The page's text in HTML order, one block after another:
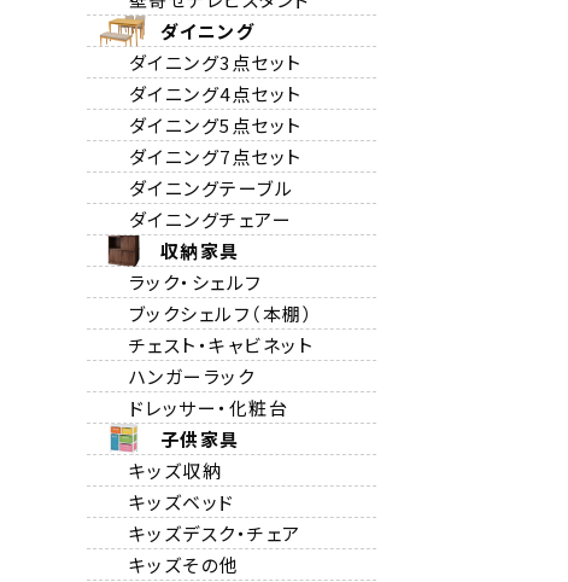
ダイニング
ダイニング3点セット
ダイニング4点セット
ダイニング5点セット
ダイニング7点セット
ダイニングテーブル
ダイニングチェアー
収納家具
ラック・シェルフ
ブックシェルフ（本棚）
チェスト・キャビネット
ハンガーラック
ドレッサー・化粧台
子供家具
キッズ収納
キッズベッド
キッズデスク・チェア
キッズその他